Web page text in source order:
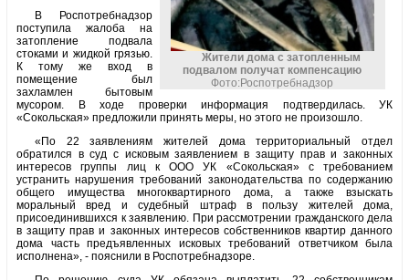
Жители дома с затопленным
подвалом получат компенсацию
Фото:Роспотребнадзор
В Роспотребнадзор
поступила жалоба на
затопление подвала
стоками и жидкой грязью.
К тому же вход в
помещение был
захламлен бытовым
мусором. В ходе проверки информация подтвердилась. УК
«Сокольская» предложили принять меры, но этого не произошло.
«По 22 заявлениям жителей дома территориальный отдел
обратился в суд с исковым заявлением в защиту прав и законных
интересов группы лиц к ООО УК «Сокольская» с требованием
устранить нарушения требований законодательства по содержанию
общего имущества многоквартирного дома, а также взыскать
моральный вред и судебный штраф в пользу жителей дома,
присоединившихся к заявлению. При рассмотрении гражданского дела
в защиту прав и законных интересов собственников квартир данного
дома часть предъявленных исковых требований ответчиком была
исполнена», - пояснили в Роспотребнадзоре.